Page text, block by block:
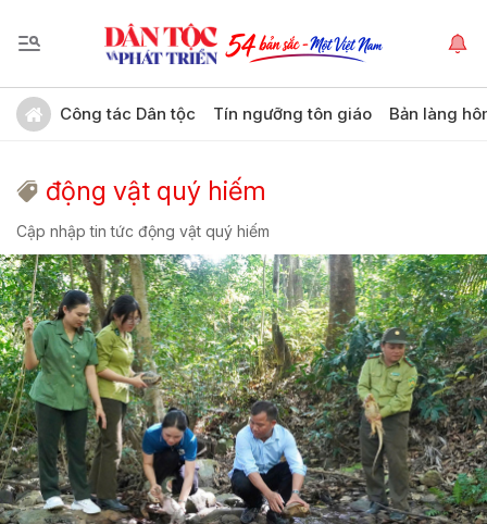
Công tác Dân tộc Tín ngưỡng tôn giáo Bản làng
động vật quý hiếm
Cập nhập tin tức động vật quý hiếm